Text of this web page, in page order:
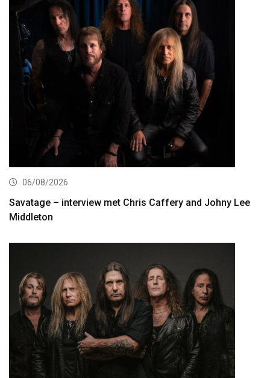
06/08/2026
Savatage – interview met Chris Caffery and Johny Lee
Middleton